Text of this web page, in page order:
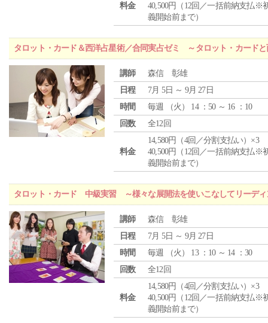
料金
40,500円（12回／一括前納支払※
義開始前まで）
タロット・カード＆西洋占星術／合同実占ゼミ ～タロット・カード
講師
森信 彰雄
日程
7月 5日 ～ 9月 27日
時間
毎週 （火 ） 14 ：50 ～ 16 ：10
回数
全12回
料金
14,580円（4回／分割支払い）×3
40,500円（12回／一括前納支払※
義開始前まで）
タロット・カード 中級実習 ～様々な展開法を使いこなしてリーディ
講師
森信 彰雄
日程
7月 5日 ～ 9月 27日
時間
毎週 （火 ） 13 ：10 ～ 14 ：30
回数
全12回
料金
14,580円（4回／分割支払い）×3
40,500円（12回／一括前納支払※
義開始前まで）